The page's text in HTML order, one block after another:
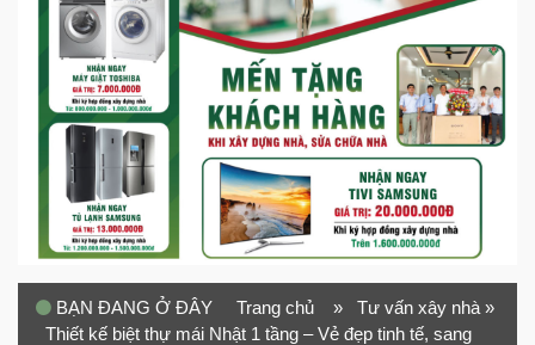
BẠN ĐANG Ở ĐÂY Trang chủ » Tư vấn xây nhà »
Thiết kế biệt thự mái Nhật 1 tầng – Vẻ đẹp tinh tế, sang